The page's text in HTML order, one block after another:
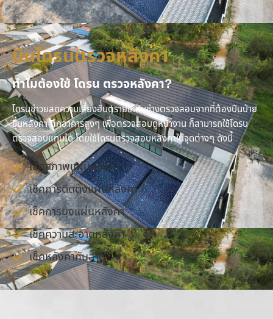
บินโดรนตรวจหลังคา
ทำไมต้องใช้ โดรน ตรวจหลังคา?
โดรนช่าวยลดความเสี่ยงอันตรายให้กับช่างตรวจสอบจากที่ต้องปีนป่าย
ขึ้นหลังคา ตึกอาคารสูงๆ เพื่อตรวจสอบดูหน้างาน ก็สามารถใช้โดรน
ตรวจสอบแทนได้ โดยใช้โดรนตรวจสอบหลังคาในจุดต่างๆ ดังนี้
เช็คสภาพแผ่นหลังคา
เช็คการติดตั้งแผ่นหลังคา
เช็คการมุงแผ่นหลังคา
เช็คความสะอาดหลังคา
เช็คหลังคากันสาด